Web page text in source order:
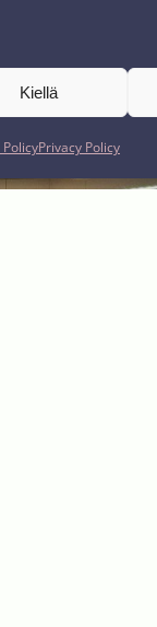
Kiellä
Privacy Policy